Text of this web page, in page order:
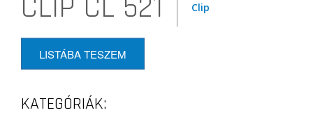
Clip
LISTÁBA TESZEM
KATEGÓRIÁK: